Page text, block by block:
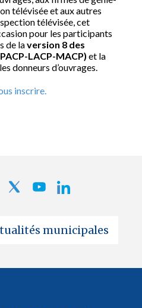
télévisée et aux autres
télévisée, cet
pour les participants
de laversion 8 des
LACP-MACP) et la
donneurs d’ouvrages.
inscrire.
municipales